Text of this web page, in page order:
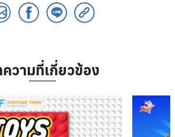
วามที่เกี่ยวข้อง